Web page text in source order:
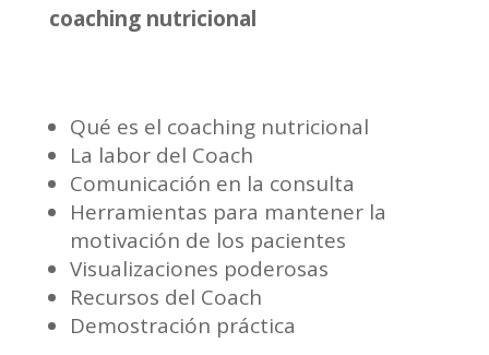
coaching nutricional
Qué es el coaching nutricional
La labor del Coach
Comunicación en la consulta
Herramientas para mantener la
motivación de los pacientes
Visualizaciones poderosas
Recursos del Coach
Demostración práctica